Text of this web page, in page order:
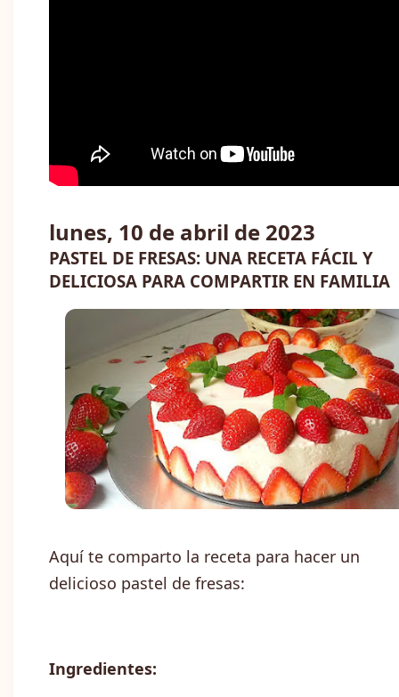
lunes, 10 de abril de 2023
PASTEL DE FRESAS: UNA RECETA FÁCIL Y
DELICIOSA PARA COMPARTIR EN FAMILIA
Aquí te comparto la receta para hacer un
delicioso pastel de fresas:
Ingredientes: